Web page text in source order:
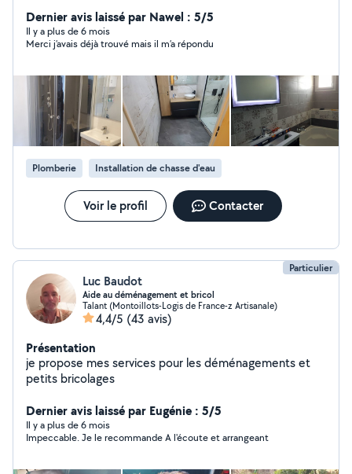
.En manque d inspiration? Je peux également vous
accompagner pour définir et affiner votre projet.
Dernier avis laissé par Nawel : 5/5
Il y a plus de 6 mois
Merci j’avais déjà trouvé mais il m’a répondu
Plomberie Installation de chasse d'eau
Voir le profil Contacter
Particulier
Luc Baudot
Aide au déménagement et bricol
Talant (Montoillots-Logis de France-z Artisanale)
4,4/5 (43 avis)
Présentation
je propose mes services pour les déménagements et
petits bricolages
Dernier avis laissé par Eugénie : 5/5
Il y a plus de 6 mois
Impeccable. Je le recommande A l'écoute et arrangeant